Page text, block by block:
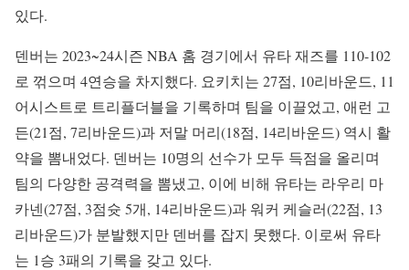
있다.
덴버는 2023~24시즌 NBA 홈 경기에서 유타 재즈를 110-102
로 꺾으며 4연승을 차지했다. 요키치는 27점, 10리바운드, 11
어시스트로 트리플더블을 기록하며 팀을 이끌었고, 애런 고
든(21점, 7리바운드)과 저말 머리(18점, 14리바운드) 역시 활
약을 뽐내었다. 덴버는 10명의 선수가 모두 득점을 올리며
팀의 다양한 공격력을 뽐냈고, 이에 비해 유타는 라우리 마
카넨(27점, 3점슛 5개, 14리바운드)과 워커 케슬러(22점, 13
리바운드)가 분발했지만 덴버를 잡지 못했다. 이로써 유타
는 1승 3패의 기록을 갖고 있다.